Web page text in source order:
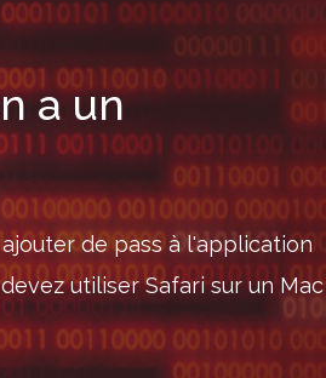
a un
de pass à l'application
utiliser Safari sur un Mac